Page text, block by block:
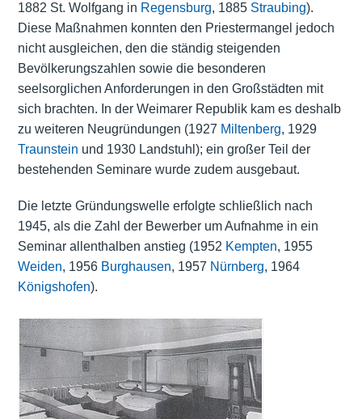
1882 St. Wolfgang in Regensburg, 1885 Straubing).
Diese Maßnahmen konnten den Priestermangel jedoch
nicht ausgleichen, den die ständig steigenden
Bevölkerungszahlen sowie die besonderen
seelsorglichen Anforderungen in den Großstädten mit
sich brachten. In der Weimarer Republik kam es deshalb
zu weiteren Neugründungen (1927 Miltenberg, 1929
Traunstein und 1930 Landstuhl); ein großer Teil der
bestehenden Seminare wurde zudem ausgebaut.
Die letzte Gründungswelle erfolgte schließlich nach
1945, als die Zahl der Bewerber um Aufnahme in ein
Seminar allenthalben anstieg (1952 Kempten, 1955
Weiden, 1956 Burghausen, 1957 Nürnberg, 1964
Königshofen).